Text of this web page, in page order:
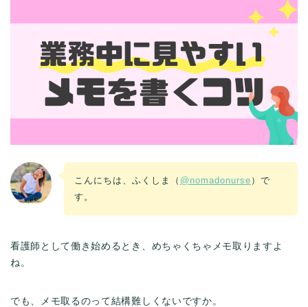
こんにちは、ふくしま（ @nomadonurse ）で
す。
看護師として働き始めるとき、めちゃくちゃメモ取りますよ
ね。
でも、メモ取るのって結構難しくないですか。